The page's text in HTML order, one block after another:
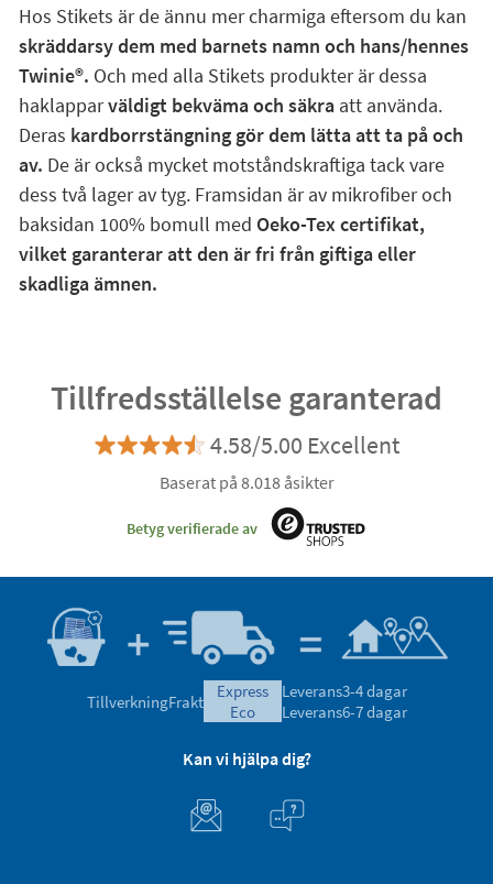
Hos Stikets är de ännu mer charmiga eftersom du kan
skräddarsy dem med barnets namn och hans/hennes
Twinie®️. Och med alla Stikets produkter är dessa
haklapparväldigt bekväma och säkraatt använda.
Deras kardborrstängning gör dem lätta att ta på och
av. De är också mycket motståndskraftiga tack vare
dess två lager av tyg. Framsidan är av mikrofiber och
baksidan 100% bomull med Oeko-Tex certifikat,
vilket garanterar att den är fri från giftiga eller
skadliga ämnen.
Tillfredsställelse garanterad
4.58/5.00 Excellent
Baserat på 8.018 åsikter
Betyg verifierade av
TillverkningFrakt
express
eco
Leverans3-4 dagar
Leverans6-7 dagar
Kan vi hjälpa dig?